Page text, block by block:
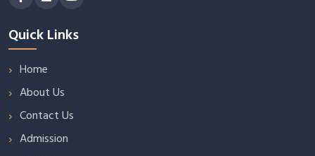
Quick Links
Home
About Us
Contact Us
Admission